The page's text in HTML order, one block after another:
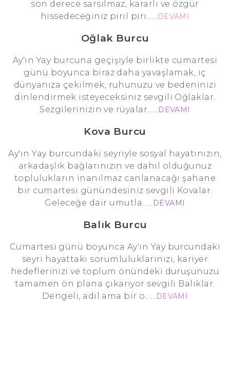
son derece sarsılmaz, kararlı ve özgür
hissedeceğiniz pırıl pırı...... DEVAMI
Oğlak Burcu
Ay'ın Yay burcuna geçişiyle birlikte cumartesi
günü boyunca biraz daha yavaşlamak, iç
dünyanıza çekilmek, ruhunuzu ve bedeninizi
dinlendirmek isteyeceksiniz sevgili Oğlaklar.
Sezgilerinizin ve rüyalar......DEVAMI
Kova Burcu
Ay'ın Yay burcundaki seyriyle sosyal hayatınızın,
arkadaşlık bağlarınızın ve dahil olduğunuz
toplulukların inanılmaz canlanacağı şahane
bir cumartesi günündesiniz sevgili Kovalar.
Geleceğe dair umutla...... DEVAMI
Balık Burcu
Cumartesi günü boyunca Ay'ın Yay burcundaki
seyri hayattaki sorumluluklarınızı, kariyer
hedeflerinizi ve toplum önündeki duruşunuzu
tamamen ön plana çıkarıyor sevgili Balıklar.
Dengeli, adil ama bir o...... DEVAMI